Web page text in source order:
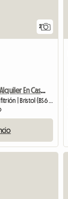
2
Habitación En Alquiler En Casa Compartida
Habitación en casa del anfitrión | Bristol (BS6 5NA)